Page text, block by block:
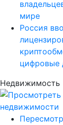
мире
Россия
цифровые
Недвижимость